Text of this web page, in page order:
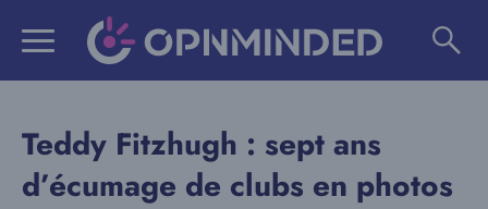
Teddy Fitzhugh : sept ans
d’écumage de clubs en photos